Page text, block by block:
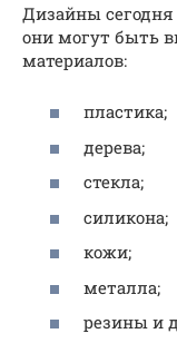
Дизайны
они могут быть
материалов:
пластика;
дерева;
стекла;
силикона;
кожи;
металла;
резины и